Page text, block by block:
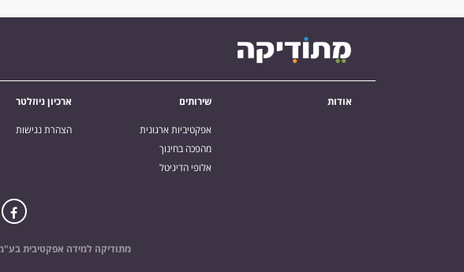
אודות שירותים
אפקטיביות ארגונית
מהפכה בחינוך
אלופי הדיגיטל
ארכיון ניוזלטר
הצהרת נגישות
מתודיקה למידה אפקטיבית